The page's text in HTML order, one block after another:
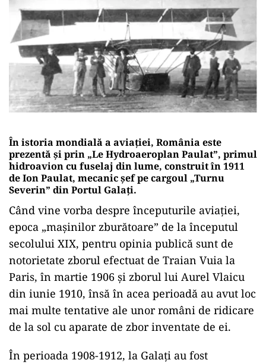
În istoria mondială a aviației, România este
prezentă și prin „Le Hydroaeroplan Paulat”, primul
hidroavion cu fuselaj din lume, construit în 1911
de Ion Paulat, mecanic șef pe cargoul „Turnu
Severin” din Portul Galați.
Când vine vorba despre începuturile aviației,
epoca „mașinilor zburătoare” de la începutul
secolului XIX, pentru opinia publică sunt de
notorietate zborul efectuat de Traian Vuia la
Paris, în martie 1906 și zborul lui Aurel Vlaicu
din iunie 1910, însă în acea perioadă au avut loc
mai multe tentative ale unor români de ridicare
de la sol cu aparate de zbor inventate de ei.
În perioada 1908-1912, la Galaţi au fost